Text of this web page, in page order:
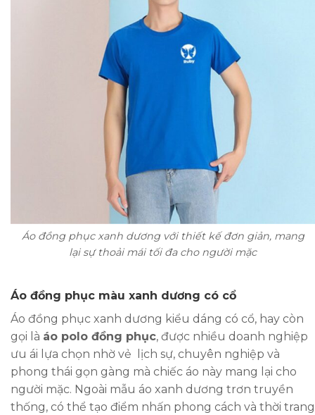
Áo đồng phục xanh dương với thiết kế đơn giản, mang
lại sự thoải mái tối đa cho người mặc
Áo đồng phục màu xanh dương có cổ
Áo đồng phục xanh dương kiểu dáng có cổ, hay còn
gọi là áo polo đồng phục, được nhiều doanh nghiệp
ưu ái lựa chọn nhờ vẻ lịch sự, chuyên nghiệp và
phong thái gọn gàng mà chiếc áo này mang lại cho
người mặc. Ngoài mẫu áo xanh dương trơn truyền
thống, có thể tạo điểm nhấn phong cách và thời trang